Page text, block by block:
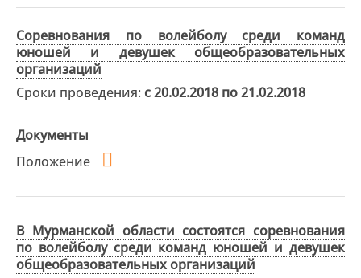
Соревнования по волейболу среди команд
юношей и девушек общеобразовательных
организаций
Сроки проведения: с 20.02.2018 по 21.02.2018
Документы
Положение
В Мурманской области состоятся соревнования
по волейболу среди команд юношей и девушек
общеобразовательных организаций